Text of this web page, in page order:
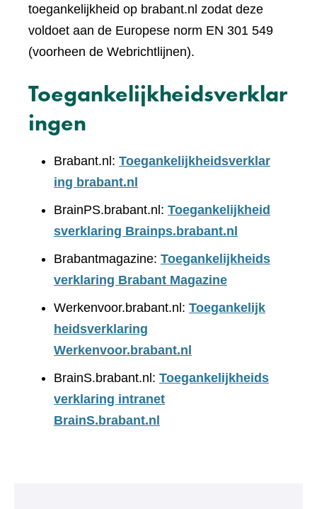
toegankelijkheid op brabant.nl zodat deze
voldoet aan de Europese norm EN 301 549
(voorheen de Webrichtlijnen).
Toegankelijkheidsverklar
ingen
Brabant.nl: Toegankelijkheidsverklar
ing brabant.nl
BrainPS.brabant.nl: Toegankelijkheid
sverklaring Brainps.brabant.nl
Brabantmagazine: Toegankelijkheids
verklaring Brabant Magazine
Werkenvoor.brabant.nl: Toegankelijk
heidsverklaring
Werkenvoor.brabant.nl
BrainS.brabant.nl: Toegankelijkheids
verklaring intranet
BrainS.brabant.nl